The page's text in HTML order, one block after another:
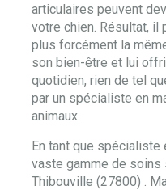
articulaires peuvent
votre chien. Résultat, il
plus forcément la
son bien-être et lui
quotidien, rien de tel
par un spécialiste en
animaux.
En tant que spécialiste
vaste gamme de soins
Thibouville (27800) .